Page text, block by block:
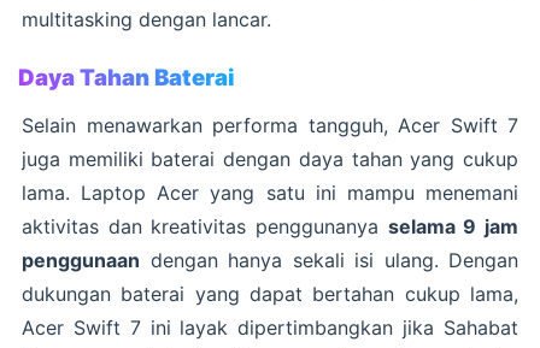
multitasking dengan lancar.
Daya Tahan Baterai
Selain menawarkan performa tangguh, Acer Swift 7
juga memiliki baterai dengan daya tahan yang cukup
lama. Laptop Acer yang satu ini mampu menemani
aktivitas dan kreativitas penggunanya selama 9 jam
penggunaan dengan hanya sekali isi ulang. Dengan
dukungan baterai yang dapat bertahan cukup lama,
Acer Swift 7 ini layak dipertimbangkan jika Sahabat